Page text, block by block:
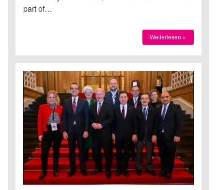
part of…
Weiterlesen »